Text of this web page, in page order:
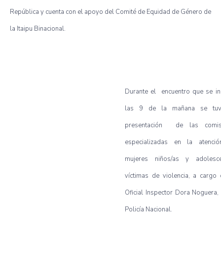
República y cuenta con el apoyo del Comité de Equidad de Género de
la Itaipu Binacional.
Durante el encuentro que se
las 9 de la mañana se
presentación de las
especializadas en la
mujeres niños/as y
víctimas de violencia, a cargo
Oficial Inspector Dora
Policía Nacional.